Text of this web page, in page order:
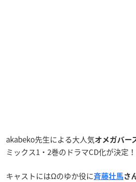
akabeko先生による大人気オメガバー
ミックス1・2巻のドラマCD化が決定！
キャストにはΩのゆか役に斉藤壮馬 さ